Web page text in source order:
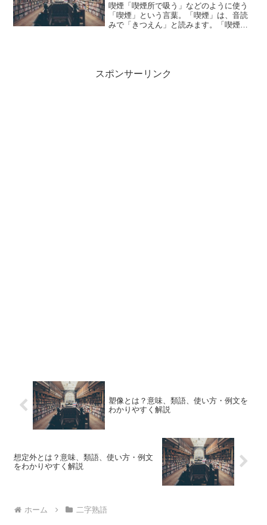
喫煙「喫煙所で吸う」などのように使う
「喫煙」という言葉。「喫煙」は、音読
みで「きつえん」と読みます。「喫煙」
スポンサーリンク
塑像とは？意味、類語、使い方・例文を
わかりやすく解説
想定外とは？意味、類語、使い方・例文
をわかりやすく解説
ホーム 二字熟語